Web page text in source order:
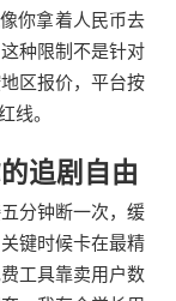
你拿着人民币去
种限制不是针对
区报价，平台按
线。
追剧自由
分钟断一次，缓
键时候卡在最精
工具靠卖用户数